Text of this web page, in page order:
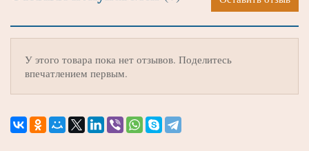
У этого товара пока нет отзывов. Поделитесь
впечатлением первым.